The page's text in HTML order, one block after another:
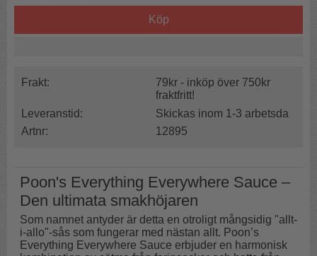
Köp
Frakt:
79kr - inköp över 750kr
fraktfritt!
Leveranstid:
Skickas inom 1-3 arbetsda
Artnr:
12895
Poon's Everything Everywhere Sauce –
Den ultimata smakhöjaren
Som namnet antyder är detta en otroligt mångsidig "allt-
i-allo"-sås som fungerar med nästan allt. Poon’s
Everything Everywhere Sauce erbjuder en harmonisk